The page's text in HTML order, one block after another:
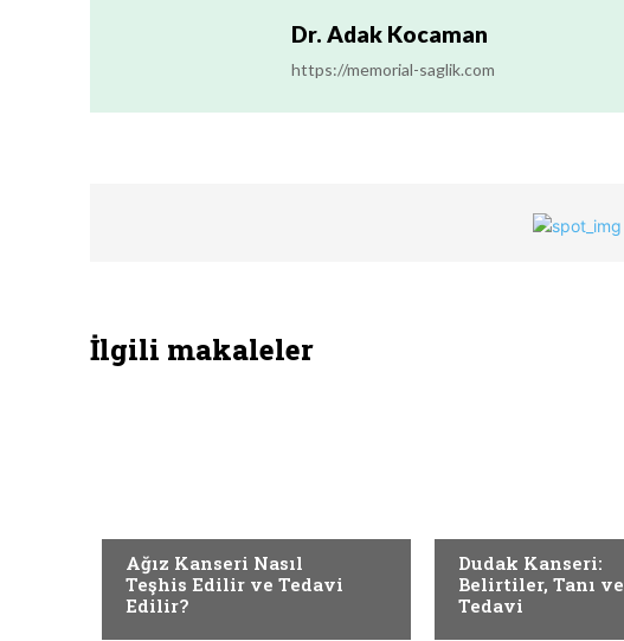
Dr. Adak Kocaman
https://memorial-saglik.com
İlgili makaleler
Ağız Kanseri Nasıl
Teşhis Edilir ve Tedavi
Edilir?
Dudak Kanseri:
Belirtiler, Tanı ve
Tedavi